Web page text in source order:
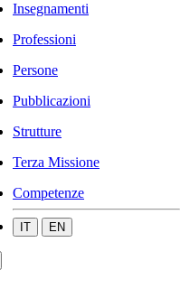
Insegnamenti
Professioni
Persone
Pubblicazioni
Strutture
Terza Missione
Competenze
IT EN